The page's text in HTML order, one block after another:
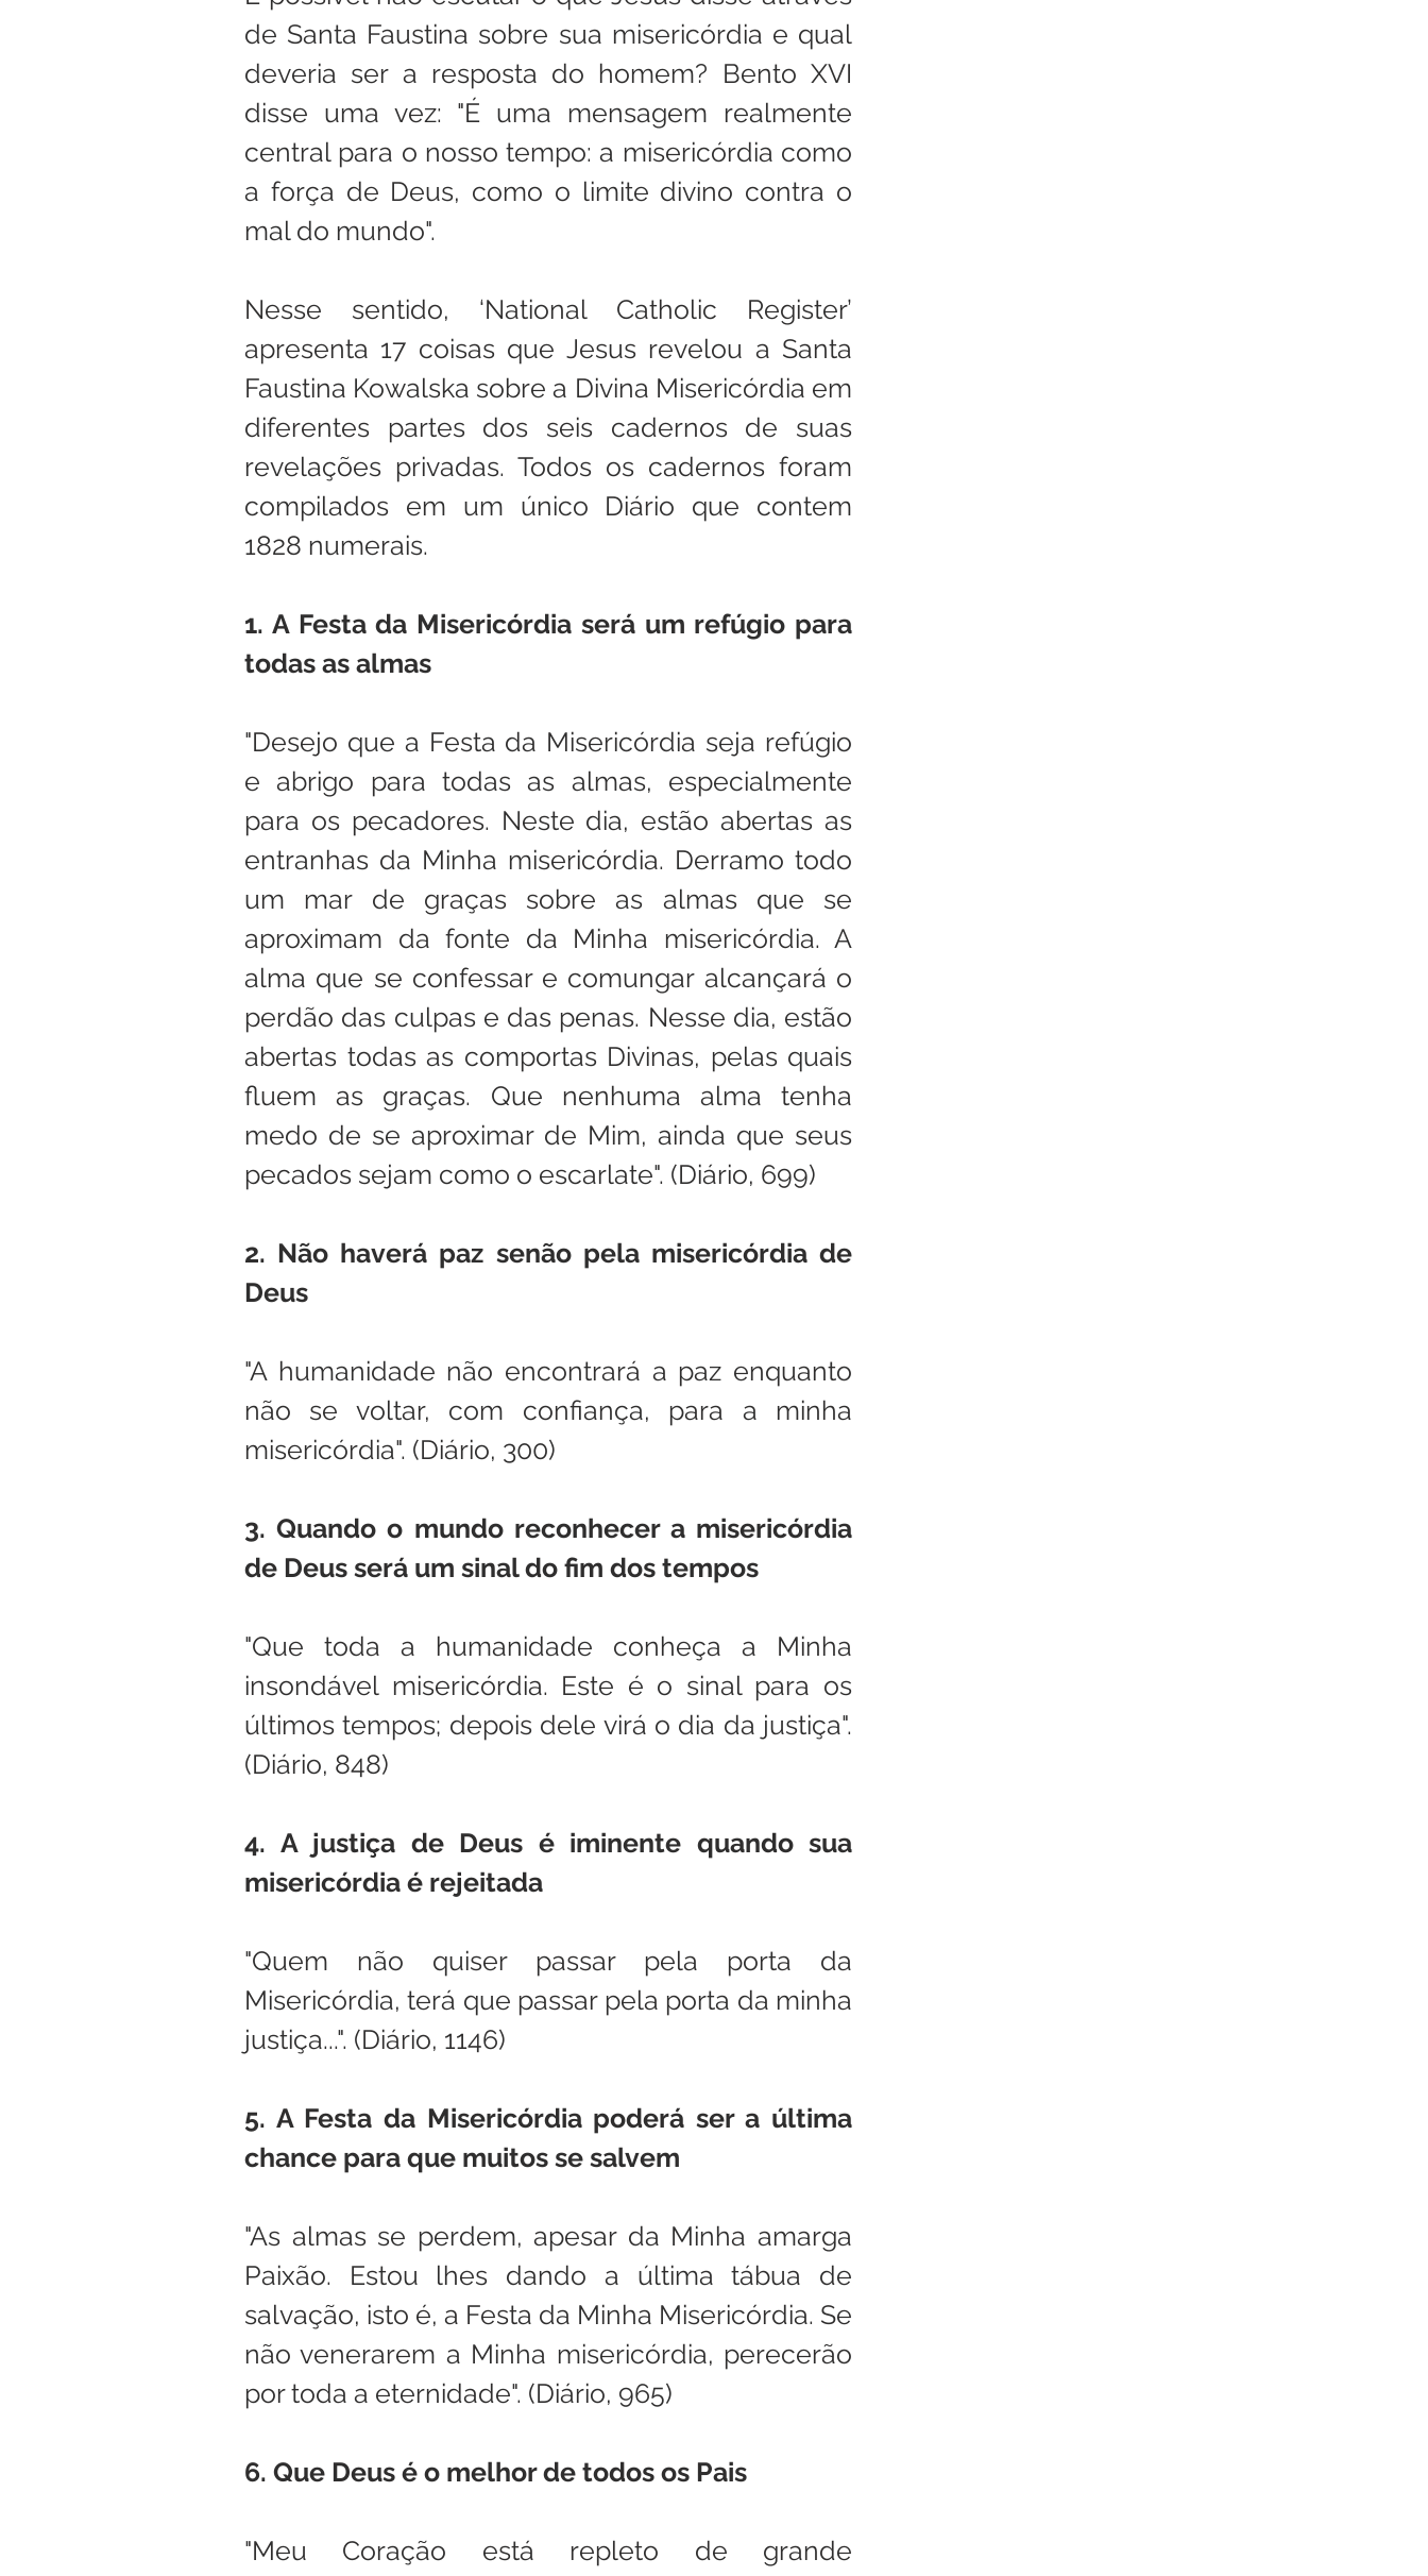
de Santa Faustina sobre sua misericórdia e qual
deveria ser a resposta do homem? Bento XVI
disse uma vez: "É uma mensagem realmente
central para o nosso tempo: a misericórdia como
a força de Deus, como o limite divino contra o
mal do mundo".
Nesse sentido, ‘National Catholic Register’
apresenta 17 coisas que Jesus revelou a Santa
Faustina Kowalska sobre a Divina Misericórdia em
diferentes partes dos seis cadernos de suas
revelações privadas. Todos os cadernos foram
compilados em um único Diário que contem
1828 numerais.
1. A Festa da Misericórdia será um refúgio para
todas as almas
"Desejo que a Festa da Misericórdia seja refúgio
e abrigo para todas as almas, especialmente
para os pecadores. Neste dia, estão abertas as
entranhas da Minha misericórdia. Derramo todo
um mar de graças sobre as almas que se
aproximam da fonte da Minha misericórdia. A
alma que se confessar e comungar alcançará o
perdão das culpas e das penas. Nesse dia, estão
abertas todas as comportas Divinas, pelas quais
fluem as graças. Que nenhuma alma tenha
medo de se aproximar de Mim, ainda que seus
pecados sejam como o escarlate". (Diário, 699)
2. Não haverá paz senão pela misericórdia de
Deus
"A humanidade não encontrará a paz enquanto
não se voltar, com confiança, para a minha
misericórdia". (Diário, 300)
3. Quando o mundo reconhecer a misericórdia
de Deus será um sinal do fim dos tempos
"Que toda a humanidade conheça a Minha
insondável misericórdia. Este é o sinal para os
últimos tempos; depois dele virá o dia da justiça".
(Diário, 848)
4. A justiça de Deus é iminente quando sua
misericórdia é rejeitada
"Quem não quiser passar pela porta da
Misericórdia, terá que passar pela porta da minha
justiça...". (Diário, 1146)
5. A Festa da Misericórdia poderá ser a última
chance para que muitos se salvem
"As almas se perdem, apesar da Minha amarga
Paixão. Estou lhes dando a última tábua de
salvação, isto é, a Festa da Minha Misericórdia. Se
não venerarem a Minha misericórdia, perecerão
por toda a eternidade". (Diário, 965)
6. Que Deus é o melhor de todos os Pais
"Meu Coração está repleto de grande